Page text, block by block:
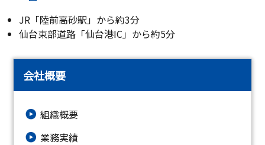
JR「陸前高砂駅」から約3分
仙台東部道路「仙台港IC」から約5分
会社概要
組織概要
業務実績